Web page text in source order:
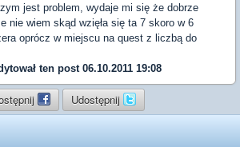
jest problem, wydaje mi się że dobrze
nie wiem skąd wzięła się ta 7 skoro w 6
oprócz w miejscu na quest z liczbą do
ten post 06.10.2011 19:08
Udostępnij